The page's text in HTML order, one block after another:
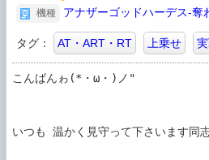
機種
アナザーゴッドハーデス-奪
タグ： AT・ART・RT 上乗せ
こんばんゎ(*・ω・)ノ"
いつも 温かく見守って下さいます同